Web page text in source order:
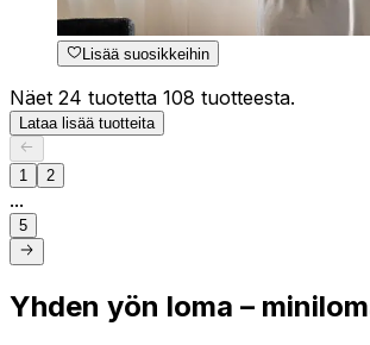
Lisää suosikkeihin
Näet 24 tuotetta 108 tuotteesta.
Lataa lisää tuotteita
1 2
...
5
Yhden yön loma –